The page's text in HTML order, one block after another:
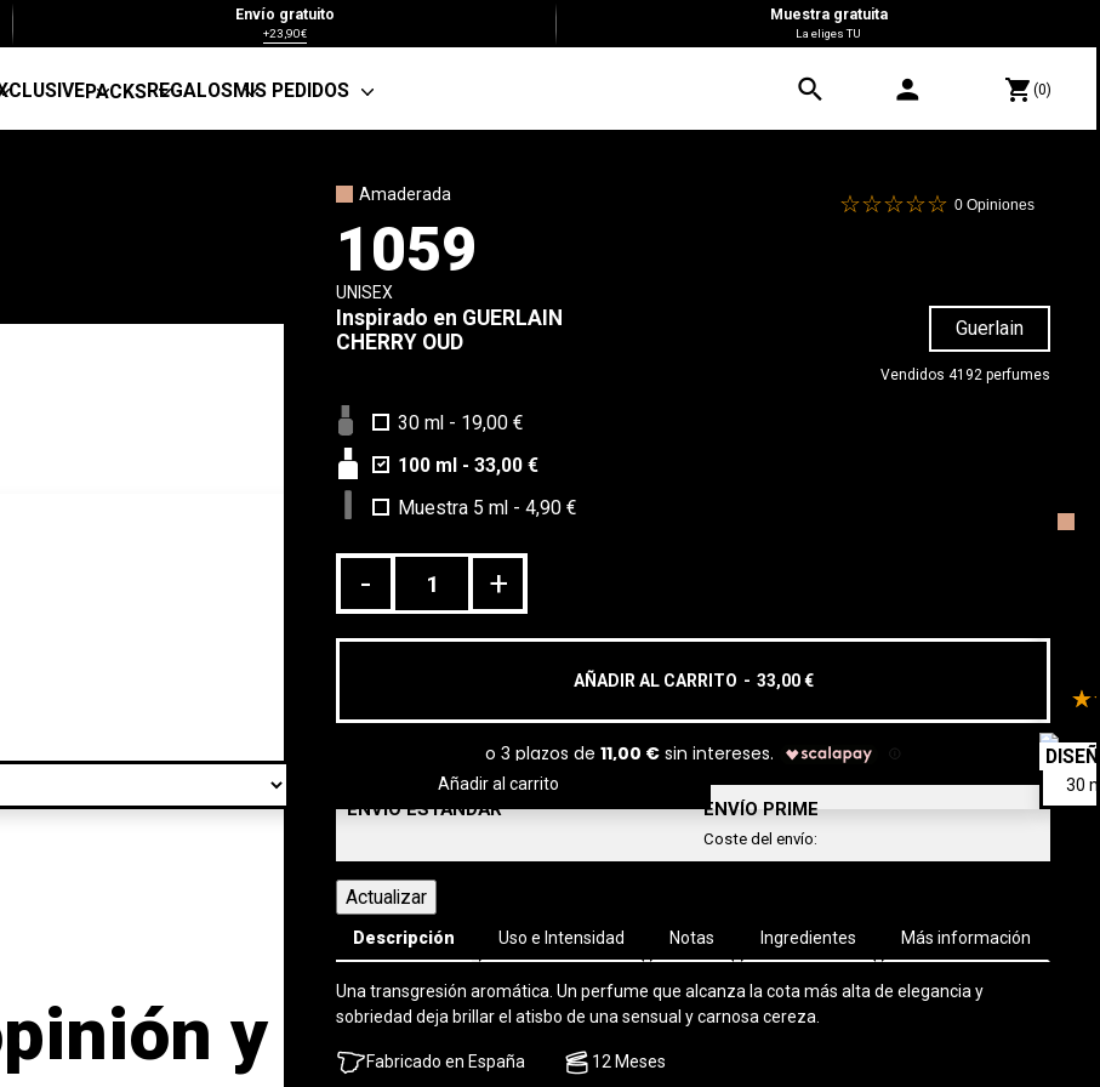
Envío gratuito
+23,90€
Muestra gratuita
La eliges TU
PACKSREGALOSMIS PEDIDOS search person shopping_cart(0)
Amaderada
0 Opiniones
1059
UNISEX
Inspirado en GUERLAIN
CHERRY OUD
Guerlain
Vendidos 4192 perfumes
30 ml - 19,00 €
100 ml - 33,00 €
Muestra 5 ml - 4,90 €
- +
AÑADIR AL CARRITO - 33,00 €
ENVÍO ESTÁNDAR ENVÍO PRIME
Coste del envío:
Descripción Uso e Intensidad Notas Ingredientes Más información
Una transgresión aromática. Un perfume que alcanza la cota más alta de elegancia y
sobriedad deja brillar el atisbo de una sensual y carnosa cereza.
Fabricado en España 12 Meses
Añadir al carrito
y